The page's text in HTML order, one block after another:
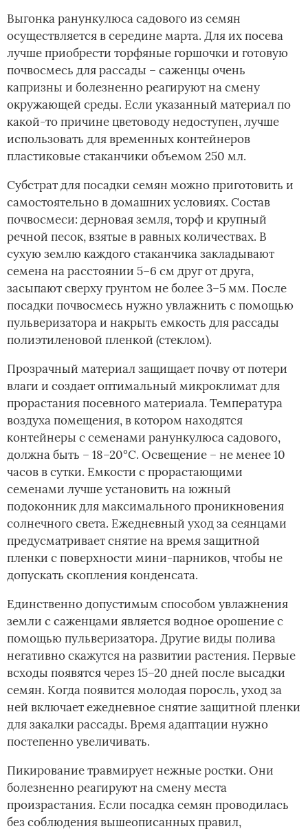
Выгонка ранункулюса садового из семян
осуществляется в середине марта. Для их посева
лучше приобрести торфяные горшочки и готовую
почвосмесь для рассады – саженцы очень
капризны и болезненно реагируют на смену
окружающей среды. Если указанный материал по
какой-то причине цветоводу недоступен, лучше
использовать для временных контейнеров
пластиковые стаканчики объемом 250 мл.
Субстрат для посадки семян можно приготовить и
самостоятельно в домашних условиях. Состав
почвосмеси: дерновая земля, торф и крупный
речной песок, взятые в равных количествах. В
сухую землю каждого стаканчика закладывают
семена на расстоянии 5–6 см друг от друга,
засыпают сверху грунтом не более 3–5 мм. После
посадки почвосмесь нужно увлажнить с помощью
пульверизатора и накрыть емкость для рассады
полиэтиленовой пленкой (стеклом).
Прозрачный материал защищает почву от потери
влаги и создает оптимальный микроклимат для
прорастания посевного материала. Температура
воздуха помещения, в котором находятся
контейнеры с семенами ранункулюса садового,
должна быть – 18–20°С. Освещение – не менее 10
часов в сутки. Емкости с прорастающими
семенами лучше установить на южный
подоконник для максимального проникновения
солнечного света. Ежедневный уход за сеянцами
предусматривает снятие на время защитной
пленки с поверхности мини-парников, чтобы не
допускать скопления конденсата.
Единственно допустимым способом увлажнения
земли с саженцами является водное орошение с
помощью пульверизатора. Другие виды полива
негативно скажутся на развитии растения. Первые
всходы появятся через 15–20 дней после высадки
семян. Когда появится молодая поросль, уход за
ней включает ежедневное снятие защитной пленки
для закалки рассады. Время адаптации нужно
постепенно увеличивать.
Пикирование травмирует нежные ростки. Они
болезненно реагируют на смену места
произрастания. Если посадка семян проводилась
без соблюдения вышеописанных правил,